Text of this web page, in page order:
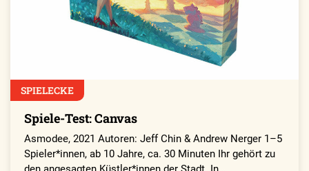
SPIELECKE
Spiele-Test: Canvas
Asmodee, 2021 Autoren: Jeff Chin & Andrew Nerger 1–5
Spieler*innen, ab 10 Jahre, ca. 30 Minuten Ihr gehört zu